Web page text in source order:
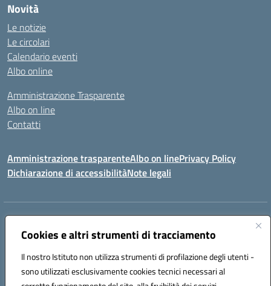
Cookies e altri strumenti di tracciamento
Il nostro Istituto non utilizza strumenti di profilazione degli utenti -
sono utilizzati esclusivamente cookies tecnici necessari al
Novità
Le notizie
Le circolari
Calendario eventi
Albo online
Amministrazione Trasparente
Albo on line
Contatti
Amministrazione trasparenteAlbo on linePrivacy Policy
Dichiarazione di accessibilitàNote legali
Indirizzo:
Centralino:078170786 Email:caic875002@istruzione.it
Codice fiscale: 90027700922
Codice meccanografico:
CAIC875002